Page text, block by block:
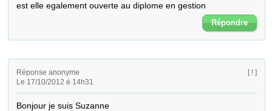
est elle egalement ouverte au diplome en gestion
Répondre
Réponse anonyme
Le 17/10/2012 é 14h31
[ ! ]
Bonjour je suis Suzanne